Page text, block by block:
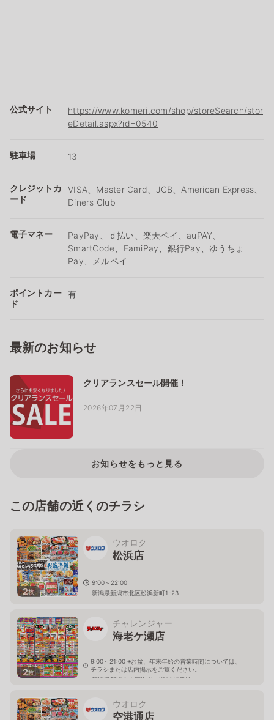
公式サイト
https://www.komeri.com/shop/storeSearch/stor
eDetail.aspx?id=0540
駐車場 13
クレジットカ
ード
VISA、Master Card、JCB、American Express、
Diners Club
電子マネー
PayPay、ｄ払い、楽天ペイ、auPAY、
SmartCode、FamiPay、銀行Pay、ゆうちょ
Pay、メルペイ
ポイントカー
ド
有
最新のお知らせ
クリアランスセール開催！
2026年07月22日
お知らせをもっと見る
この店舗の近くのチラシ
2枚
ウオロク
松浜店
9:00～22:00
新潟県新潟市北区松浜新町1-23
2枚
チャレンジャー
海老ケ瀬店
9:00～21:00 ※お盆、年末年始の営業時間については、
チラシまたは店内掲示をご覧ください。
新潟県新潟市東区海老ケ瀬3015番地
ウオロク
空港通店